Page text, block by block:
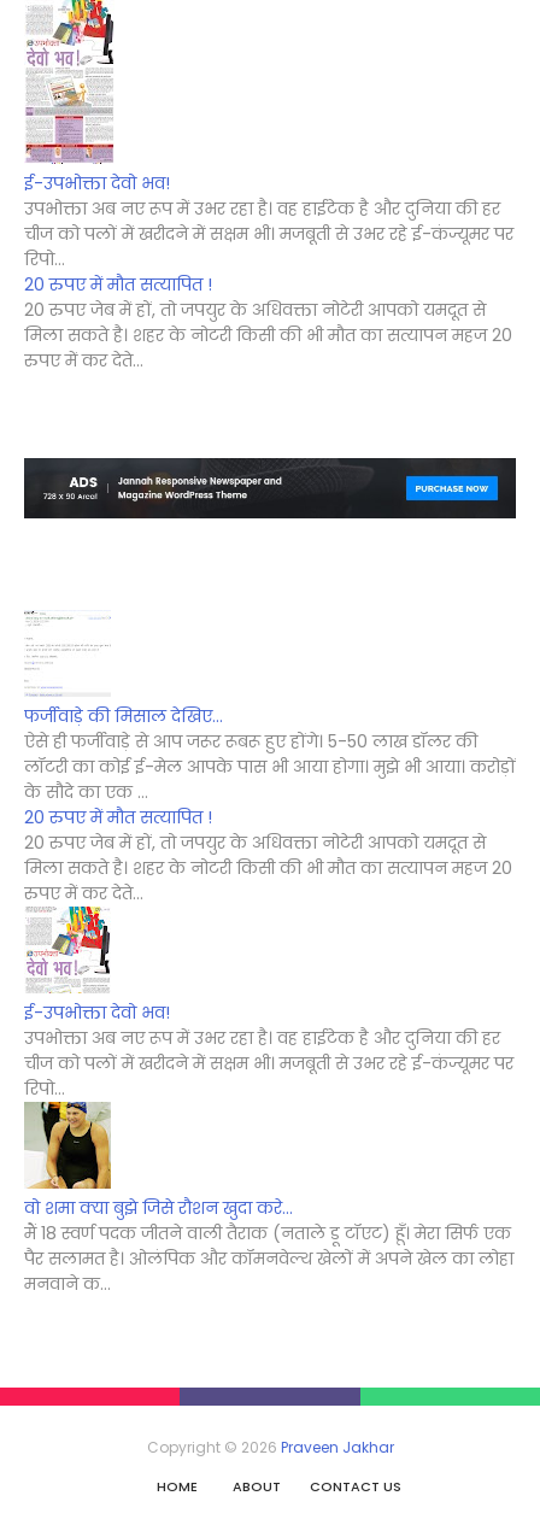
ई-उपभोक्ता देवो भव!
उपभोक्ता अब नए रूप में उभर रहा है। वह हाईटेक है और दुनिया की हर
चीज को पलों में खरीदने में सक्षम भी। मजबूती से उभर रहे ई-कंज्यूमर पर
रिपो...
20 रुपए में मौत सत्यापित !
20 रुपए जेब में हों, तो जपयुर के अधिवक्ता नोटेरी आपको यमदूत से
मिला सकते है। शहर के नोटरी किसी की भी मौत का सत्यापन महज 20
रुपए में कर देते...
फर्जीवाड़े की मिसाल देखिए...
ऐसे ही फर्जीवाड़े से आप जरूर रूबरू हुए होंगे। 5-50 लाख डॉलर की
लॉटरी का कोई ई-मेल आपके पास भी आया होगा। मुझे भी आया। करोड़ों
के सौदे का एक ...
20 रुपए में मौत सत्यापित !
20 रुपए जेब में हों, तो जपयुर के अधिवक्ता नोटेरी आपको यमदूत से
मिला सकते है। शहर के नोटरी किसी की भी मौत का सत्यापन महज 20
रुपए में कर देते...
ई-उपभोक्ता देवो भव!
उपभोक्ता अब नए रूप में उभर रहा है। वह हाईटेक है और दुनिया की हर
चीज को पलों में खरीदने में सक्षम भी। मजबूती से उभर रहे ई-कंज्यूमर पर
रिपो...
वो शमा क्या बुझे जिसे रौशन खुदा करे...
मैं 18 स्वर्ण पदक जीतने वाली तैराक (नताले डू टॉएट) हूँ। मेरा सिर्फ एक
पैर सलामत है। ओलंपिक और कॉमनवेल्थ खेलों में अपने खेल का लोहा
मनवाने क...
Copyright © 2026 Praveen Jakhar
HOME ABOUT CONTACT US